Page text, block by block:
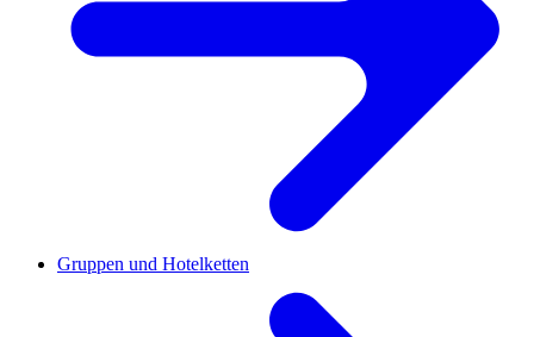
Gruppen und Hotelketten